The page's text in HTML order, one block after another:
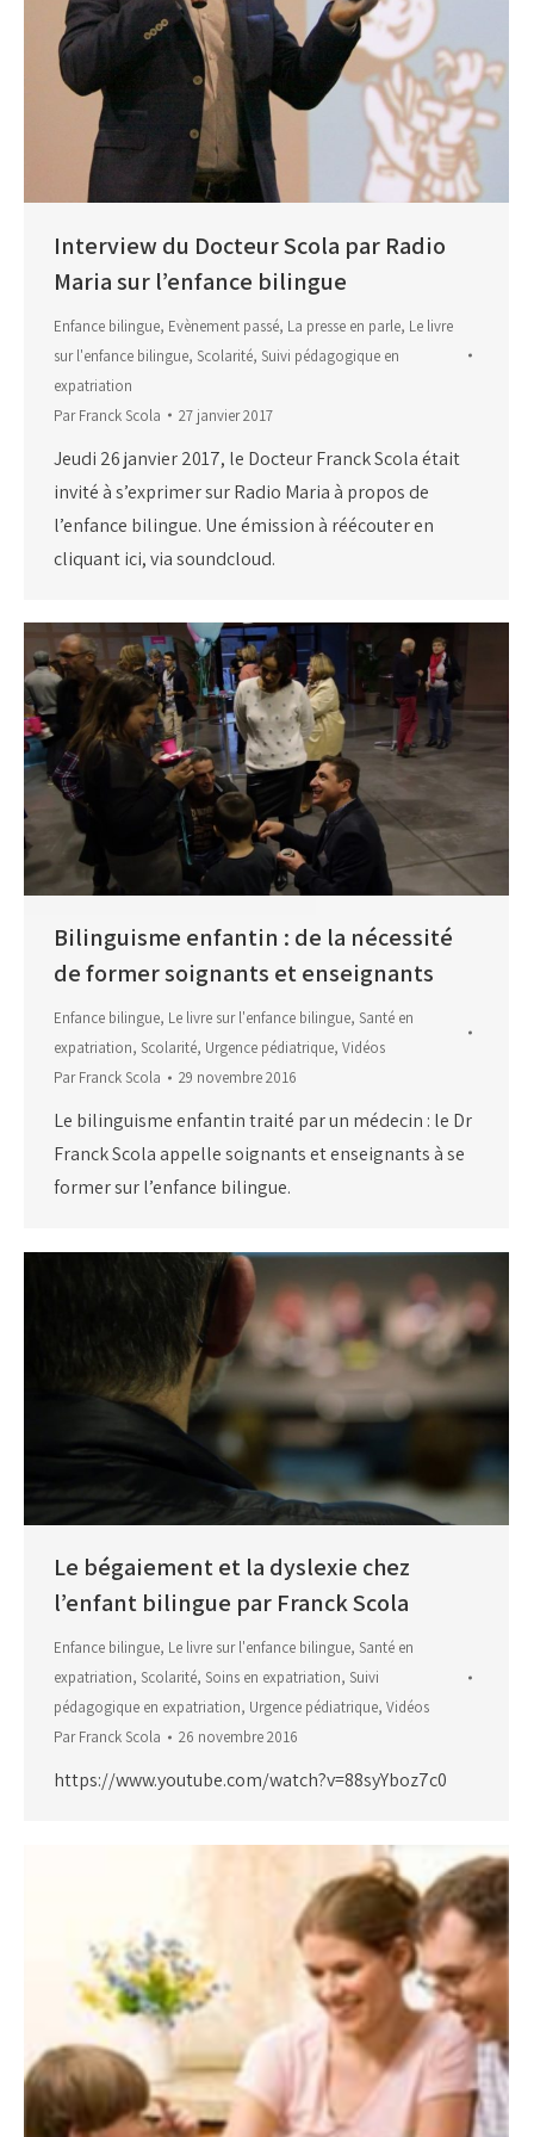
Interview du Docteur Scola par Radio
Maria sur l’enfance bilingue
Enfance bilingue, Evènement passé, La presse en parle, Le livre
sur l'enfance bilingue, Scolarité, Suivi pédagogique en
expatriation
ParFranck Scola 27 janvier 2017
Jeudi 26 janvier 2017, le Docteur Franck Scola était
invité à s’exprimer sur Radio Maria à propos de
l’enfance bilingue. Une émission à réécouter en
cliquant ici, via soundcloud.
Bilinguisme enfantin : de la nécessité
de former soignants et enseignants
Enfance bilingue, Le livre sur l'enfance bilingue, Santé en
expatriation, Scolarité, Urgence pédiatrique, Vidéos
ParFranck Scola 29 novembre 2016
Le bilinguisme enfantin traité par un médecin : le Dr
Franck Scola appelle soignants et enseignants à se
former sur l’enfance bilingue.
Le bégaiement et la dyslexie chez
l’enfant bilingue par Franck Scola
Enfance bilingue, Le livre sur l'enfance bilingue, Santé en
expatriation, Scolarité, Soins en expatriation, Suivi
pédagogique en expatriation, Urgence pédiatrique, Vidéos
ParFranck Scola 26 novembre 2016
https://www.youtube.com/watch?v=88syYboz7c0